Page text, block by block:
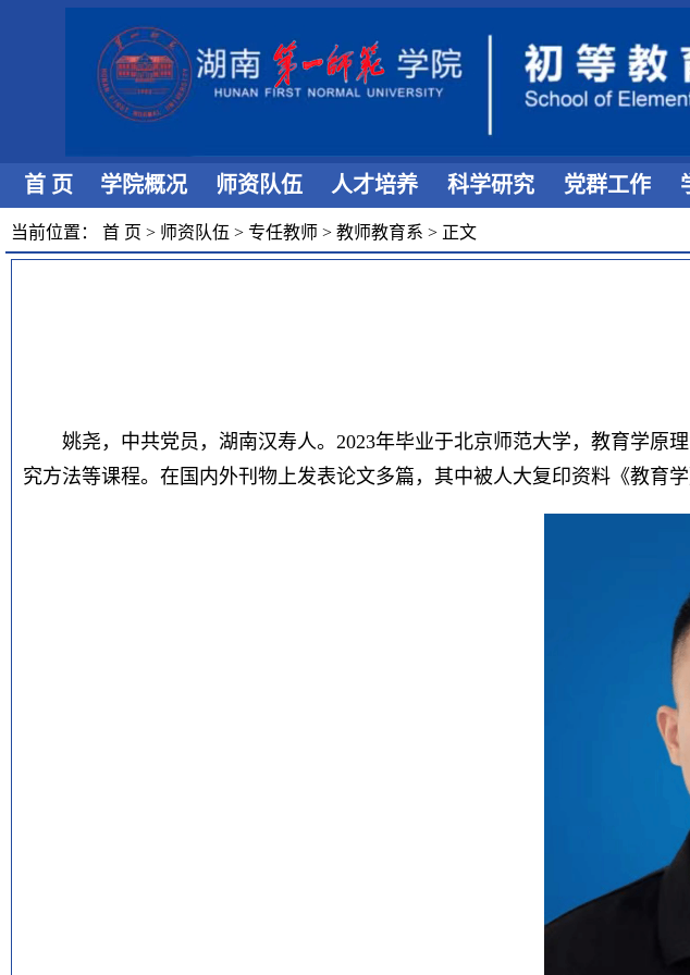
首 页 学院概况 师资队伍 人才培养 科学研究 党群工作
当前位置： 首 页 > 师资队伍 > 专任教师 > 教师教育系 > 正文
姚尧，中共党员，湖南汉寿人。2023年毕业于北京师范大学，教育学
究方法等课程。在国内外刊物上发表论文多篇，其中被人大复印资料《教育